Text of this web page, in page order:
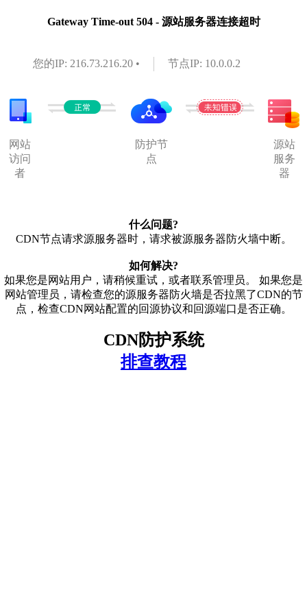
Gateway Time-out 504 - 源站服务器连接超时
您的IP: 216.73.216.20 • 节点IP: 10.0.0.2
网站
访问
者
防护节
点
源站
服务
器
什么问题?
CDN节点请求源服务器时，请求被源服务器防火墙中断。
如何解决?
如果您是网站用户，请稍候重试，或者联系管理员。 如果您是
网站管理员，请检查您的源服务器防火墙是否拉黑了CDN的节
点，检查CDN网站配置的回源协议和回源端口是否正确。
CDN防护系统
排查教程